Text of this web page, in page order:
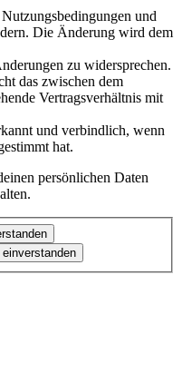
und
Die Änderung wird dem
zu widersprechen.
das zwischen dem
Vertragsverhältnis mit
und verbindlich, wenn
hat.
persönlichen Daten